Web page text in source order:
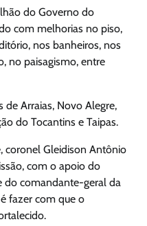
do Governo do
com melhorias no piso,
nos banheiros, nos
no paisagismo, entre
Arraias, Novo Alegre,
do Tocantins e Taipas.
coronel Gleidison Antônio
com o apoio do
do comandante-geral da
fazer com que o